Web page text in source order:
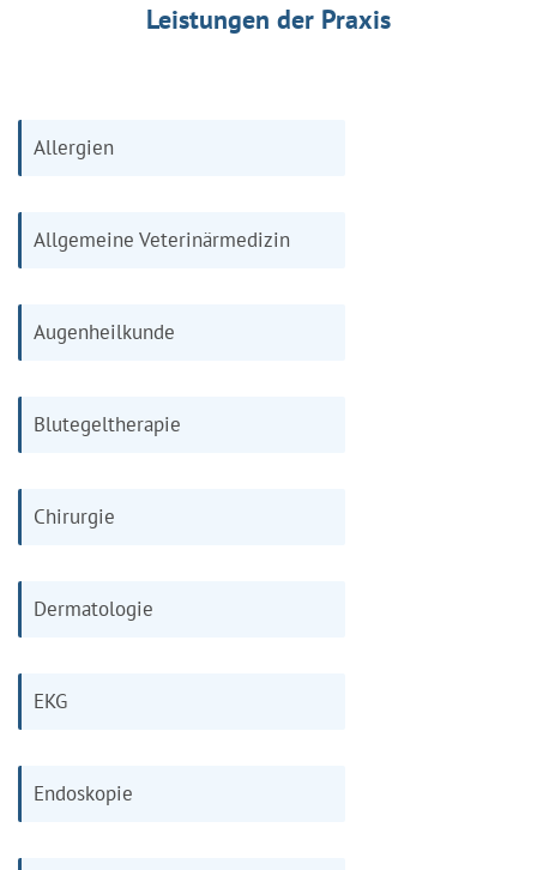
Leistungen der Praxis
Allergien
Allgemeine Veterinärmedizin
Augenheilkunde
Blutegeltherapie
Chirurgie
Dermatologie
EKG
Endoskopie